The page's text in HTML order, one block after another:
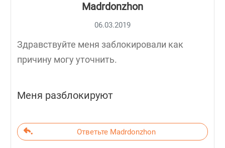
Madrdonzhon
06.03.2019
Здравствуйте меня заблокировали как
причину могу уточнить.
Меня разблокируют
Ответьте Madrdonzhon